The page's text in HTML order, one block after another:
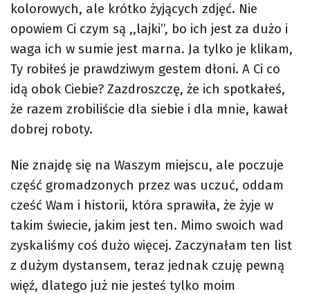
kolorowych, ale krótko żyjących zdjęć. Nie
opowiem Ci czym są ,,lajki’’, bo ich jest za dużo i
waga ich w sumie jest marna. Ja tylko je klikam,
Ty robiłeś je prawdziwym gestem dłoni. A Ci co
idą obok Ciebie? Zazdroszczę, że ich spotkałeś,
że razem zrobiliście dla siebie i dla mnie, kawał
dobrej roboty.
Nie znajdę się na Waszym miejscu, ale poczuje
część gromadzonych przez was uczuć, oddam
cześć Wam i historii, która sprawiła, że żyje w
takim świecie, jakim jest ten. Mimo swoich wad
zyskaliśmy coś dużo więcej. Zaczynałam ten list
z dużym dystansem, teraz jednak czuję pewną
więź, dlatego już nie jesteś tylko moim